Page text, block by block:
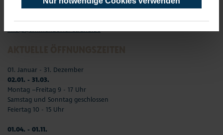
Telefon: 04503-3577-0
Telefax: 04503-3585-45
info(at)timmendorfer-strand.de
01. Januar - 31. Dezember
02.01. - 31.03.
Montag –Freitag 9 - 17 Uhr
Samstag und Sonntag geschlossen
Feiertag 10 - 15 Uhr
01.04. - 01.11.